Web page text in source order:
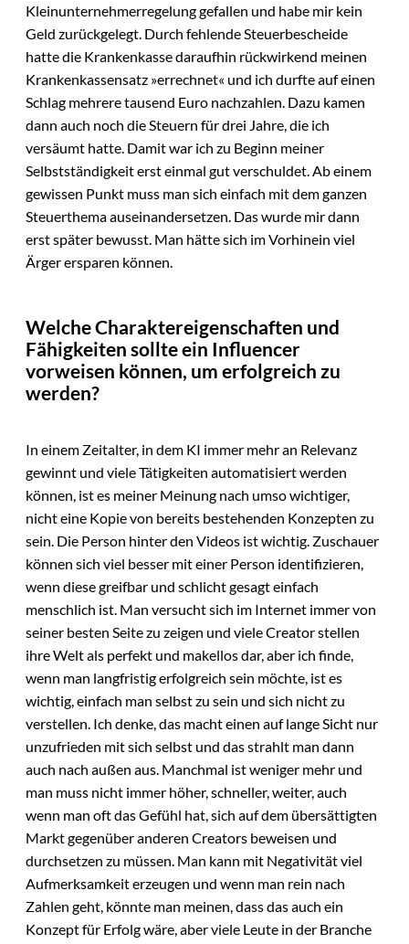
Kleinunternehmerregelung gefallen und habe mir kein
Geld zurückgelegt. Durch fehlende Steuerbescheide
hatte die Krankenkasse daraufhin rückwirkend meinen
Krankenkassensatz »errechnet« und ich durfte auf einen
Schlag mehrere tausend Euro nachzahlen. Dazu kamen
dann auch noch die Steuern für drei Jahre, die ich
versäumt hatte. Damit war ich zu Beginn meiner
Selbstständigkeit erst einmal gut verschuldet. Ab einem
gewissen Punkt muss man sich einfach mit dem ganzen
Steuerthema auseinandersetzen. Das wurde mir dann
erst später bewusst. Man hätte sich im Vorhinein viel
Ärger ersparen können.
Welche Charaktereigenschaften und
Fähigkeiten sollte ein Influencer
vorweisen können, um erfolgreich zu
werden?
In einem Zeitalter, in dem KI immer mehr an Relevanz
gewinnt und viele Tätigkeiten automatisiert werden
können, ist es meiner Meinung nach umso wichtiger,
nicht eine Kopie von bereits bestehenden Konzepten zu
sein. Die Person hinter den Videos ist wichtig. Zuschauer
können sich viel besser mit einer Person identifizieren,
wenn diese greifbar und schlicht gesagt einfach
menschlich ist. Man versucht sich im Internet immer von
seiner besten Seite zu zeigen und viele Creator stellen
ihre Welt als perfekt und makellos dar, aber ich finde,
wenn man langfristig erfolgreich sein möchte, ist es
wichtig, einfach man selbst zu sein und sich nicht zu
verstellen. Ich denke, das macht einen auf lange Sicht nur
unzufrieden mit sich selbst und das strahlt man dann
auch nach außen aus. Manchmal ist weniger mehr und
man muss nicht immer höher, schneller, weiter, auch
wenn man oft das Gefühl hat, sich auf dem übersättigten
Markt gegenüber anderen Creators beweisen und
durchsetzen zu müssen. Man kann mit Negativität viel
Aufmerksamkeit erzeugen und wenn man rein nach
Zahlen geht, könnte man meinen, dass das auch ein
Konzept für Erfolg wäre, aber viele Leute in der Branche